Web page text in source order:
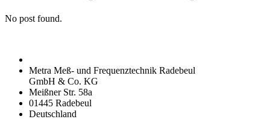
No post found.
Metra Meß- und Frequenztechnik Radebeul
GmbH & Co. KG
Meißner Str. 58a
01445 Radebeul
Deutschland